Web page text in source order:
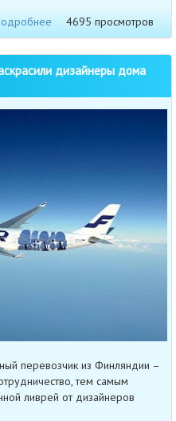
4695 просмотров
дизайнеры дома
перевозчик из Финляндии –
тем самым
ливрей от дизайнеров